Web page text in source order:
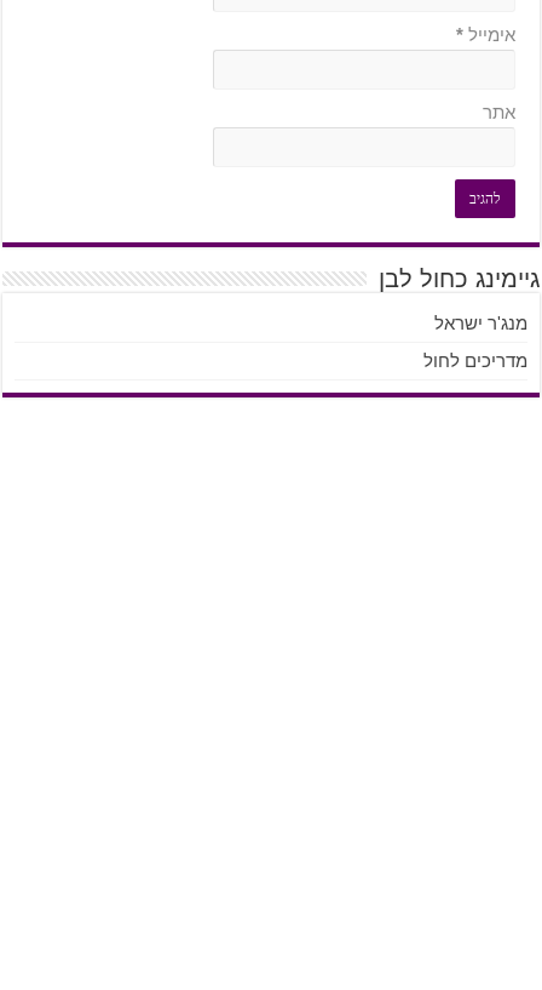
אימייל *
אתר
גיימינג כחול לבן
מנג'ר ישראל
מדריכים לחול